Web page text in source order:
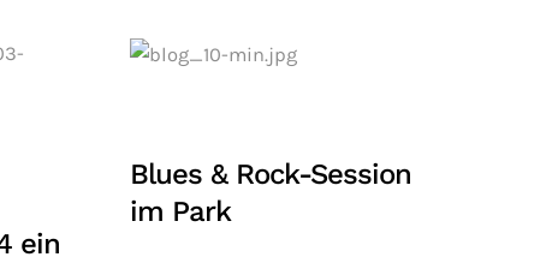
ein
Blues & Rock-Session
im Park